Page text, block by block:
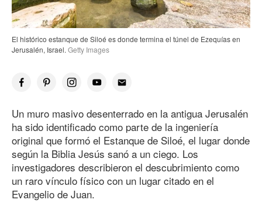
El histórico estanque de Siloé es donde termina el túnel de Ezequías en
Jerusalén, Israel.Getty Images
Un muro masivo desenterrado en la antigua Jerusalén
ha sido identificado como parte de la ingeniería
original que formó el Estanque de Siloé, el lugar donde
según la Biblia Jesús sanó a un ciego. Los
investigadores describieron el descubrimiento como
un raro vínculo físico con un lugar citado en el
Evangelio de Juan.